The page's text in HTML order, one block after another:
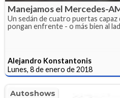
Manejamos el Mercedes-
Un sedán de cuatro puertas capaz
pongan enfrente - o más bien al
Alejandro Konstantonis
Lunes, 8 de enero de 2018
Autoshows